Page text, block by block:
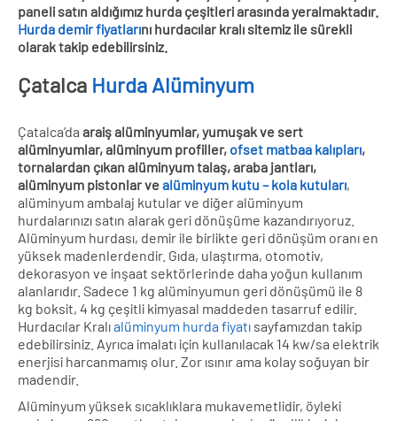
paneli satın aldığımız hurda çeşitleri arasında yeralmaktadır.
Hurda demir fiyatlarını hurdacılar kralı sitemiz ile sürekli
olarak takip edebilirsiniz.
Çatalca Hurda Alüminyum
Çatalca’da araiş alüminyumlar, yumuşak ve sert
alüminyumlar, alüminyum profiller, ofset matbaa kalıpları,
tornalardan çıkan alüminyum talaş, araba jantları,
alüminyum pistonlar vealüminyum kutu – kola kutuları,
alüminyum ambalaj kutular ve diğer alüminyum
hurdalarınızı satın alarak geri dönüşüme kazandırıyoruz.
Alüminyum hurdası, demir ile birlikte geri dönüşüm oranı en
yüksek madenlerdendir. Gıda, ulaştırma, otomotiv,
dekorasyon ve inşaat sektörlerinde daha yoğun kullanım
alanlarıdır. Sadece 1 kg alüminyumun geri dönüşümü ile 8
kg boksit, 4 kg çeşitli kimyasal maddeden tasarruf edilir.
Hurdacılar Kralıalüminyum hurda fiyatı sayfamızdan takip
edebilirsiniz. Ayrıca imalatı için kullanılacak 14 kw/sa elektrik
enerjisi harcanmamış olur. Zor ısınır ama kolay soğuyan bir
madendir.
Alüminyum yüksek sıcaklıklara mukavemetlidir, öyleki